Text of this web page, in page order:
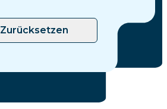
Zurücksetzen